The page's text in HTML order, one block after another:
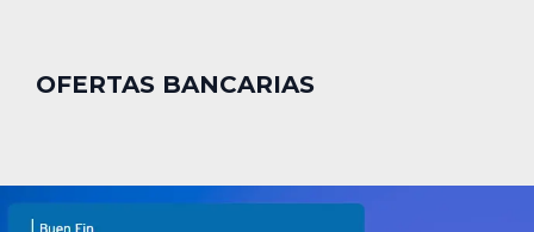
OFERTAS BANCARIAS